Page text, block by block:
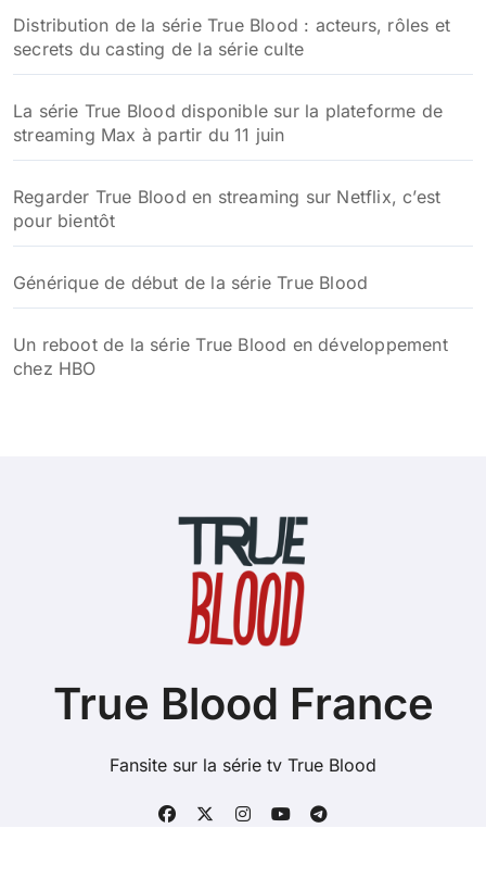
Distribution de la série True Blood : acteurs, rôles et
secrets du casting de la série culte
La série True Blood disponible sur la plateforme de
streaming Max à partir du 11 juin
Regarder True Blood en streaming sur Netflix, c’est
pour bientôt
Générique de début de la série True Blood
Un reboot de la série True Blood en développement
chez HBO
True Blood France
Fansite sur la série tv True Blood